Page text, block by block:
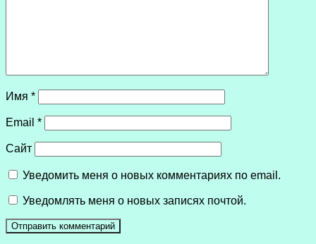
Имя *
Email *
Сайт
Уведомить меня о новых комментариях по email.
Уведомлять меня о новых записях почтой.